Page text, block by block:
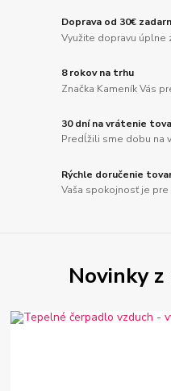
Doprava od 30€
Využite dopravu úplne
8 rokov na trhu
Značka Kameník Vás
30 dní na vrátenie
Predĺžili sme dobu na
Rýchle doručenie
Vaša spokojnosť je pre
Novinky